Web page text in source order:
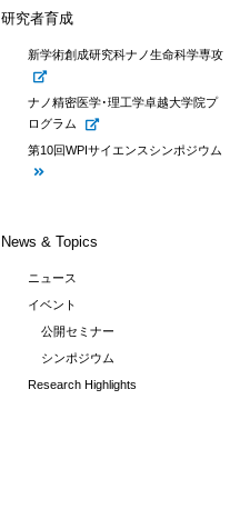
研究者育成
新学術創成研究科ナノ生命科学専攻
ナノ精密医学･理工学卓越大学院プ
ログラム
第10回WPIサイエンスシンポジウム
News & Topics
ニュース
イベント
公開セミナー
シンポジウム
Research Highlights